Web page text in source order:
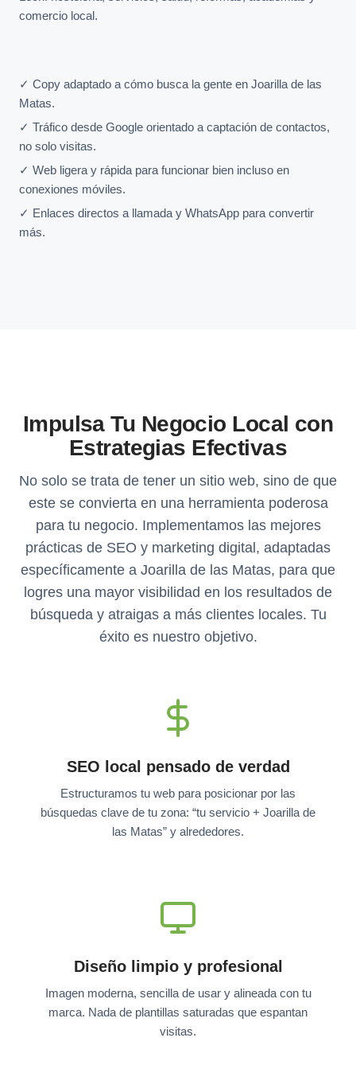
comercio local.
✓ Copy adaptado a cómo busca la gente en Joarilla de las
Matas.
✓ Tráfico desde Google orientado a captación de contactos,
no solo visitas.
✓ Web ligera y rápida para funcionar bien incluso en
conexiones móviles.
✓ Enlaces directos a llamada y WhatsApp para convertir
más.
Impulsa Tu Negocio Local con
Estrategias Efectivas
No solo se trata de tener un sitio web, sino de que
este se convierta en una herramienta poderosa
para tu negocio. Implementamos las mejores
prácticas de SEO y marketing digital, adaptadas
específicamente a Joarilla de las Matas, para que
logres una mayor visibilidad en los resultados de
búsqueda y atraigas a más clientes locales. Tu
éxito es nuestro objetivo.
SEO local pensado de verdad
Estructuramos tu web para posicionar por las
búsquedas clave de tu zona: “tu servicio + Joarilla de
las Matas” y alrededores.
Diseño limpio y profesional
Imagen moderna, sencilla de usar y alineada con tu
marca. Nada de plantillas saturadas que espantan
visitas.